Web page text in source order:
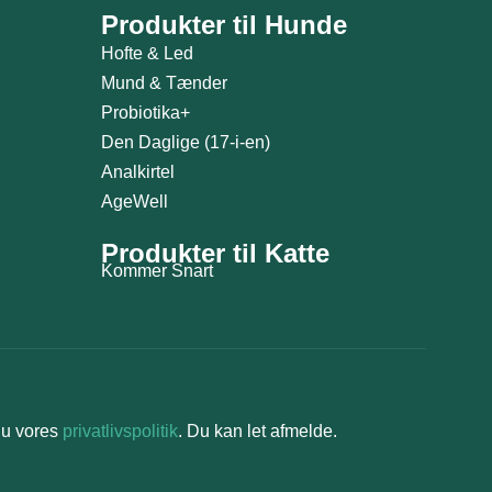
Produkter til Hunde
Hofte & Led
Mund & Tænder
Probiotika+
Den Daglige (17-i-en)
Analkirtel
AgeWell
Produkter til Katte
Kommer Snart
vores privatlivspolitik. Du kan let afmelde.